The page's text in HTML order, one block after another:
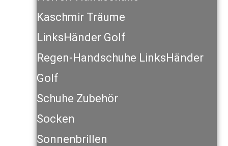
Kaschmir Träume
LinksHänder Golf
Regen-Handschuhe LinksHänder
Golf
Schuhe Zubehör
Socken
Sonnenbrillen